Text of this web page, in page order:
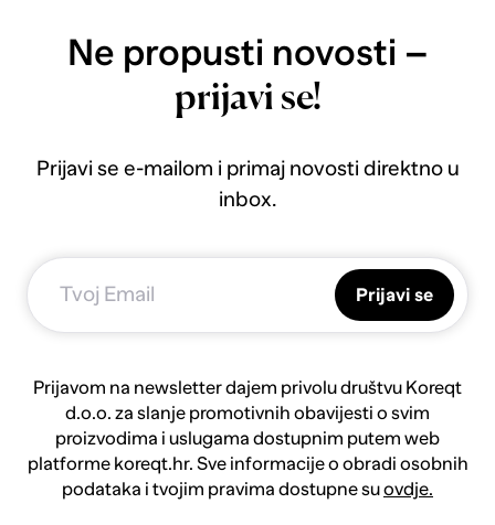
Ne propusti novosti –
prijavi se!
Prijavi se e-mailom i primaj novosti direktno u
inbox.
Prijavi se
Prijavom na newsletter dajem privolu društvu Koreqt
d.o.o. za slanje promotivnih obavijesti o svim
proizvodima i uslugama dostupnim putem web
platforme koreqt.hr. Sve informacije o obradi osobnih
podataka i tvojim pravima dostupne suovdje.